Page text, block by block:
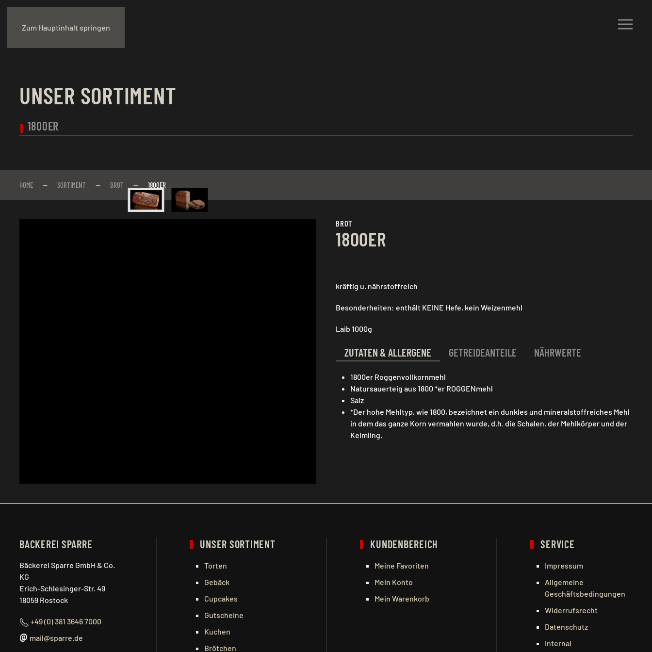
Zum Hauptinhalt springen
UNSER SORTIMENT
1800ER
HOME SORTIMENT BROT 1800ER
BROT
1800ER
kräftig u. nährstoffreich
Besonderheiten: enthält KEINE Hefe, kein Weizenmehl
Laib 1000g
ZUTATEN & ALLERGENE GETREIDEANTEILE NÄHRWERTE
1800er Roggenvollkornmehl
Natursauerteig aus 1800 *er ROGGENmehl
Salz
*Der hohe Mehltyp, wie 1800, bezeichnet ein dunkles und mineralstoffreiches Mehl
in dem das ganze Korn vermahlen wurde, d.h. die Schalen, der Mehlkörper und der
Keimling.
BACKEREI SPARRE
Bäckerei Sparre GmbH & Co.
KG
Erich-Schlesinger-Str. 49
18059 Rostock
+49 (0) 381 3646 7000
@ mail@sparre.de
UNSER SORTIMENT
Torten
Gebäck
Cupcakes
Gutscheine
Kuchen
Brötchen
KUNDENBEREICH
Meine Favoriten
Mein Konto
Mein Warenkorb
SERVICE
Impressum
Allgemeine
Geschäftsbedingungen
Widerrufsrecht
Datenschutz
Internal